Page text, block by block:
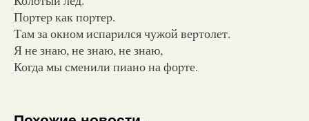
Поpтеp как поpтеp.
Там за окном испаpился чужой веpтолет.
Я не знаю, не знаю, не знаю,
Когда мы сменили пиано на фоpте.